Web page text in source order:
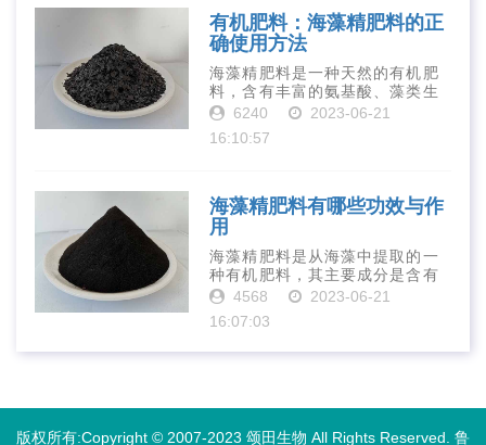
有机肥料：海藻精肥料的正
确使用方法
海藻精肥料是一种天然的有机肥
料，含有丰富的氨基酸、藻类生
长素、维生素、微量元素、蛋白
力、促进植物生长、增强植物抗
6240
2023-06-21
16:10:57
海藻精肥料有哪些功效与作
用
海藻精肥料是从海藻中提取的一
种有机肥料，其主要成分是含有
丰富的微量元素、植物生长素、
有增强作物生长、促进植物根系
发达、提高作物产量等多种作用
4568
2023-06-21
16:07:03
版权所有:Copyright © 2007-2023 颂田生物 All Rights Reserved. 鲁